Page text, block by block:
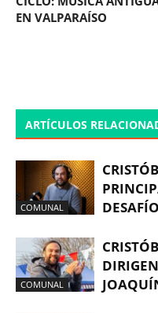
EN VALPARAÍSO
ARTÍCULOS
COMUNAL
COMUNAL